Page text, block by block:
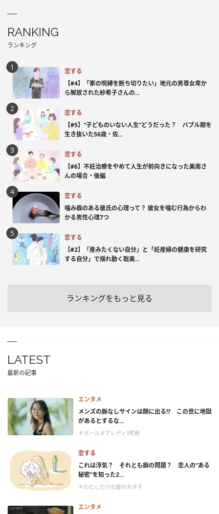
RANKING
ランキング
恋する
【#4】「家の呪縛を断ち切りたい」地元の男尊女卑か
ら解放された紗希子さんの...
恋する
【#5】“子どものいない人生”どうだった？ バブル期を
生き抜いた56歳・佐...
恋する
【#6】不妊治療をやめて人生が前向きになった美南さ
んの場合・後編
恋する
噛み癖のある彼氏の心理って？ 彼女を噛む行為からわ
かる男性心理7つ
恋する
【#2】「産みたくない自分」と「妊産婦の健康を研究
する自分」で揺れ動く聡美...
ランキングをもっと見る
LATEST
最新の記事
エンタメ
メンズの脈なしサインは顔に出る!? この世に地獄
があるとするな...
＃ガールオアレディ3考察
恋する
これは浮気？ それとも癖の問題？ 恋人の“ある
秘密”を知った2...
＃わたしだけの愛のカタチ
エンタメ